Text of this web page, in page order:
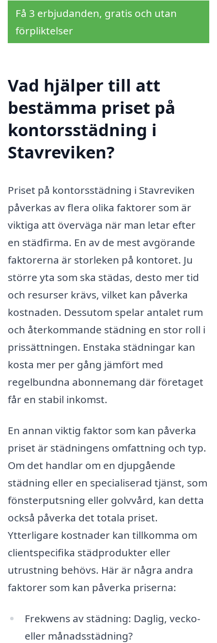
Få 3 erbjudanden, gratis och utan
förpliktelser
Vad hjälper till att
bestämma priset på
kontorsstädning i
Stavreviken?
Priset på kontorsstädning i Stavreviken
påverkas av flera olika faktorer som är
viktiga att överväga när man letar efter
en städfirma. En av de mest avgörande
faktorerna är storleken på kontoret. Ju
större yta som ska städas, desto mer tid
och resurser krävs, vilket kan påverka
kostnaden. Dessutom spelar antalet rum
och återkommande städning en stor roll i
prissättningen. Enstaka städningar kan
kosta mer per gång jämfört med
regelbundna abonnemang där företaget
får en stabil inkomst.
En annan viktig faktor som kan påverka
priset är städningens omfattning och typ.
Om det handlar om en djupgående
städning eller en specialiserad tjänst, som
fönsterputsning eller golvvård, kan detta
också påverka det totala priset.
Ytterligare kostnader kan tillkomma om
clientspecifika städprodukter eller
utrustning behövs. Här är några andra
faktorer som kan påverka priserna:
Frekwens av städning: Daglig, vecko-
eller månadsstädning?